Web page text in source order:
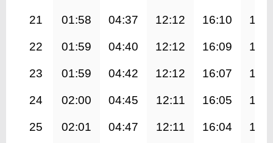
21 01:58 04:37 12:12 16:10
22 01:59 04:40 12:12 16:09
23 01:59 04:42 12:12 16:07
24 02:00 04:45 12:11 16:05
25 02:01 04:47 12:11 16:04